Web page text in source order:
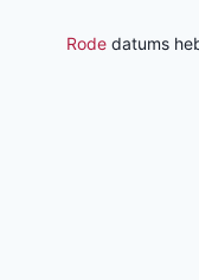
Rode datums